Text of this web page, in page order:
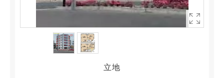
立地